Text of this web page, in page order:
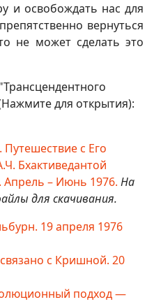
и освобождать нас для
вернуться
не может сделать это
для открытия):
с Его
Бхактиведантой
– Июнь 1976. На
для скачивания.
19 апреля 1976
с Кришной. 20
подход —